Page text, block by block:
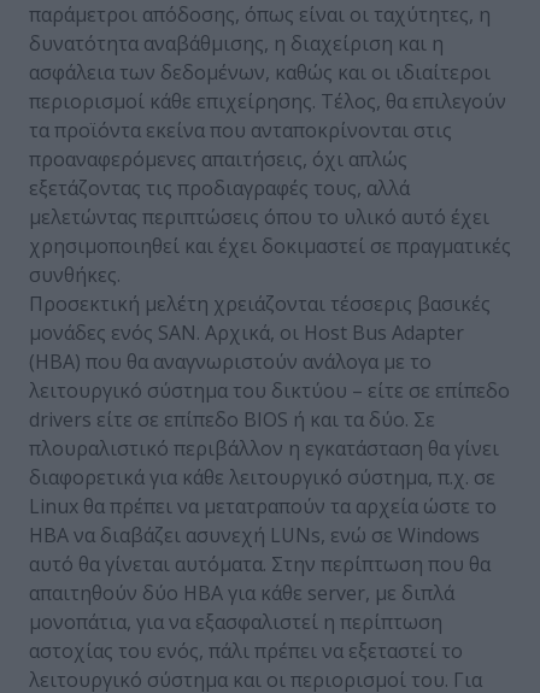
παράμετροι απόδοσης, όπως είναι οι ταχύτητες, η
δυνατότητα αναβάθμισης, η διαχείριση και η
ασφάλεια των δεδομένων, καθώς και οι ιδιαίτεροι
περιορισμοί κάθε επιχείρησης. Τέλος, θα επιλεγούν
τα προϊόντα εκείνα που ανταποκρίνονται στις
προαναφερόμενες απαιτήσεις, όχι απλώς
εξετάζοντας τις προδιαγραφές τους, αλλά
μελετώντας περιπτώσεις όπου το υλικό αυτό έχει
χρησιμοποιηθεί και έχει δοκιμαστεί σε πραγματικές
συνθήκες.
Προσεκτική μελέτη χρειάζονται τέσσερις βασικές
μονάδες ενός SAN. Αρχικά, οι Host Bus Adapter
(HBA) που θα αναγνωριστούν ανάλογα με το
λειτουργικό σύστημα του δικτύου – είτε σε επίπεδο
drivers είτε σε επίπεδο BIOS ή και τα δύο. Σε
πλουραλιστικό περιβάλλον η εγκατάσταση θα γίνει
διαφορετικά για κάθε λειτουργικό σύστημα, π.χ. σε
Linux θα πρέπει να μετατραπούν τα αρχεία ώστε το
HBA να διαβάζει ασυνεχή LUNs, ενώ σε Windows
αυτό θα γίνεται αυτόματα. Στην περίπτωση που θα
απαιτηθούν δύο HBA για κάθε server, με διπλά
μονοπάτια, για να εξασφαλιστεί η περίπτωση
αστοχίας του ενός, πάλι πρέπει να εξεταστεί το
λειτουργικό σύστημα και οι περιορισμοί του. Για